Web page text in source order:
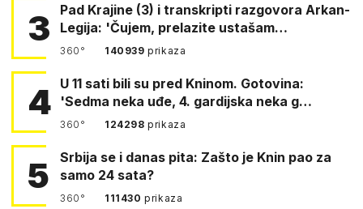
3
Pad Krajine (3) i transkripti razgovora Arkan-
Legija: 'Čujem, prelazite ustašam…
360° 140939prikaza
4 U 11 sati bili su pred Kninom. Gotovina:
'Sedma neka uđe, 4. gardijska neka g…
360° 124298prikaza
5
Srbija se i danas pita: Zašto je Knin pao za
samo 24 sata?
360° 111430prikaza